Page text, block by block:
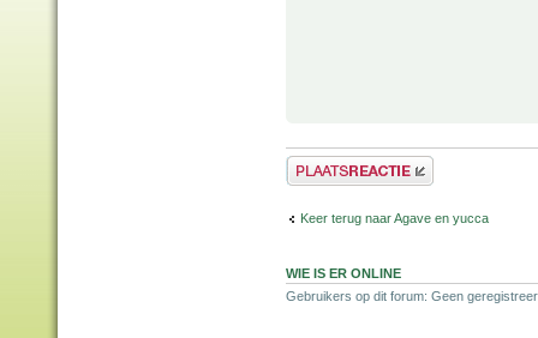
Plaats een reactie
Keer terug naar Agave en yucca
WIE IS ER ONLINE
Gebruikers op dit forum: Geen